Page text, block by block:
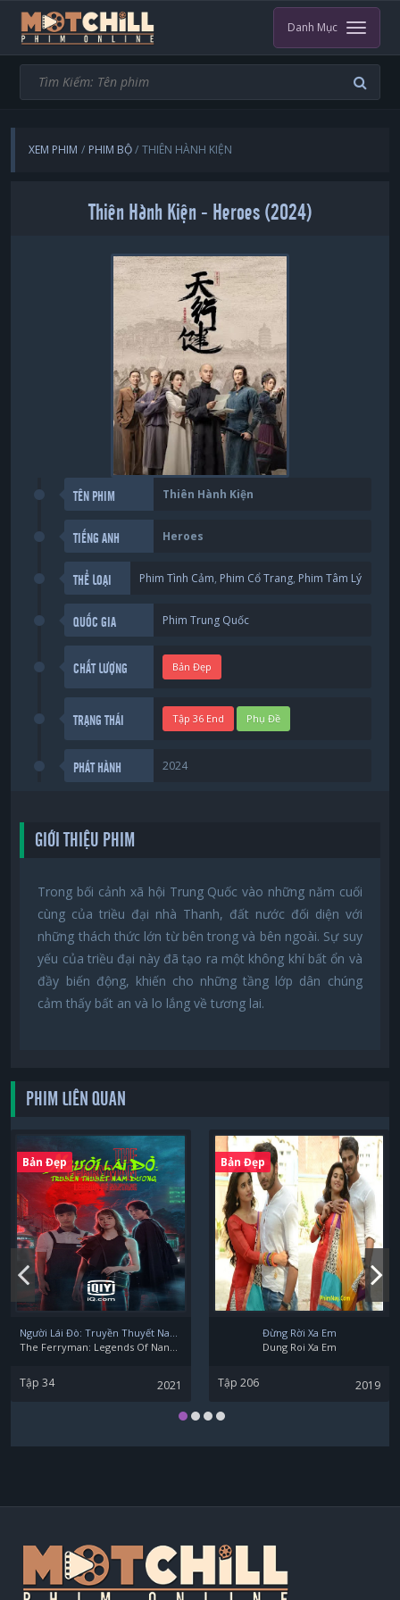
Danh Mục
XEM PHIM PHIM BỘ THIÊN HÀNH KIỆN
Thiên Hành Kiện - Heroes (2024)
TÊN PHIM Thiên Hành Kiện
TIẾNG ANH Heroes
THỂ LOẠI Phim Tình Cảm, Phim Cổ Trang, Phim Tâm Lý
QUỐC GIA Phim Trung Quốc
CHẤT LƯỢNG Bản Đẹp
TRẠNG THÁI Tập 36 End Phụ Đề
PHÁT HÀNH 2024
GIỚI THIỆU PHIM
Trong bối cảnh xã hội Trung Quốc vào những năm cuối
cùng của triều đại nhà Thanh, đất nước đối diện với
những thách thức lớn từ bên trong và bên ngoài. Sự suy
yếu của triều đại này đã tạo ra một không khí bất ổn và
đầy biến động, khiến cho những tầng lớp dân chúng
cảm thấy bất an và lo lắng về tương lai.
PHIM LIÊN QUAN
Bản Đẹp
Người Lái Đò: Truyền Thuyết Nam Dương
The Ferryman: Legends Of Nanyang
Tập 34 2021
Bản Đẹp
Đừng Rời Xa Em
Dung Roi Xa Em
Tập 206 2019